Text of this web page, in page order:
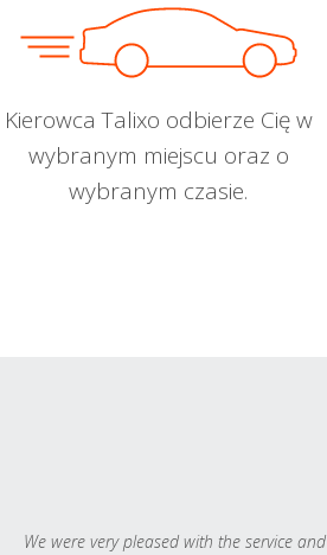
Kierowca Talixo odbierze Cię w
wybranym miejscu oraz o
wybranym czasie.
We were very pleased with the service and